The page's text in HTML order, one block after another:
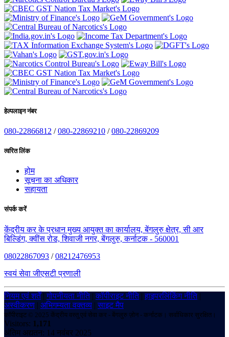
हेल्पलाइन नंबर
080-22866812 /080-22869210 /080-22869209
त्वरित लिंक
होम
सूचना का अधिकार
सहायता
संपर्क करें
केंद्रीय कर के प्रधान मुख्य आयुक्त का कार्यालय, बेंगलुरु क्षेत्र, सी आर
बिल्डिंग, क्वींस रोड, शिवाजी नगर, बेंगलुरु, कर्नाटक - 560001
08022867093 /08212476953
स्वयं सेवा जीएसटी प्रणाली
नियम एवं शर्तें|गोपनीयता नीति|कॉपीराइट नीति|हाइपरलिंकिंग नीति|
अस्वीकरण | अभिगम्यता वक्तव्य |साइट मैप
कॉपीराइट © 2025 केंद्रीय वस्तु एवं सेवा कर - बेंगलुरु ज़ोन - कर्नाटक। सर्वाधिकार सुरक्षित।
Visitors: 1,171
अंतिम अद्यतन: 14 नवंबर 2025